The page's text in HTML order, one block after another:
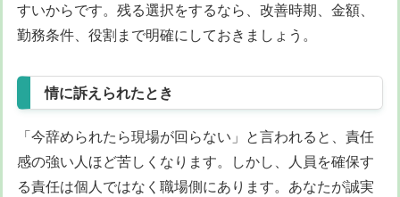
すいからです。残る選択をするなら、改善時期、金額、
勤務条件、役割まで明確にしておきましょう。
情に訴えられたとき
「今辞められたら現場が回らない」と言われると、責任
感の強い人ほど苦しくなります。しかし、人員を確保す
る責任は個人ではなく職場側にあります。あなたが誠実